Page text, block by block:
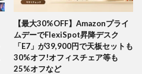
【最大30%OFF】Amazonプライ
ムデーでFlexiSpot昇降デスク
「E7」が39,900円で天板セットも
30%オフ!オフィスチェア等も
25%オフなど